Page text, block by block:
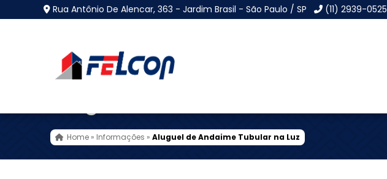
Rua Antônio De Alencar, 363 - Jardim Brasil - São Paulo / SP (11) 2939-0525
Home » Informações »Aluguel de Andaime Tubular na Luz